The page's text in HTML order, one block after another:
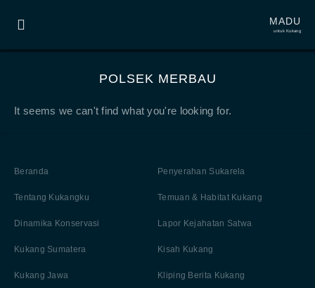
MADU
untuk Kukang
POLSEK MERBAU
It seems we can't find what you're looking for.
Beranda
Tentang Kukangku
Dinamika Konservasi
Kukang Sumatera
Kukang Jawa
Penyerahan Sukarela
Temuan & Habitat Kukang
Lapor Kejahatan Satwa
Kisah Kukang
Kliping Berita Kukang